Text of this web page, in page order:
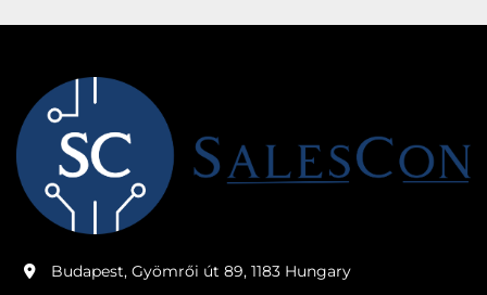
Budapest, Gyömrői út 89, 1183 Hungary